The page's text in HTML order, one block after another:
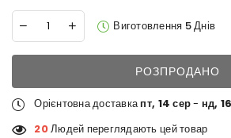
Виготовлення 5 Днів
РОЗПРОДАНО
Орієнтовна доставкапт, 14 сер- нд,
20Людей переглядають цей товар